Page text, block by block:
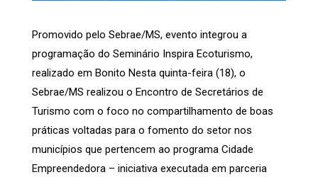
Promovido pelo Sebrae/MS, evento integrou a
programação do Seminário Inspira Ecoturismo,
realizado em Bonito Nesta quinta-feira (18), o
Sebrae/MS realizou o Encontro de Secretários de
Turismo com o foco no compartilhamento de boas
práticas voltadas para o fomento do setor nos
municípios que pertencem ao programa Cidade
Empreendedora – iniciativa executada em parceria